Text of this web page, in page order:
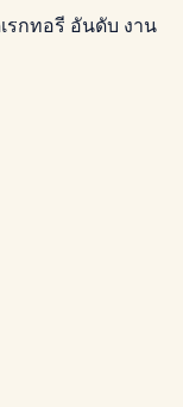
รกทอรี อันดับ งาน